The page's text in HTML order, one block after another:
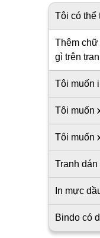
Tôi có thể
Thêm chữ
gì trên
Tôi muốn
Tôi muốn
Tôi muốn
Tranh
In mực
Bindo có